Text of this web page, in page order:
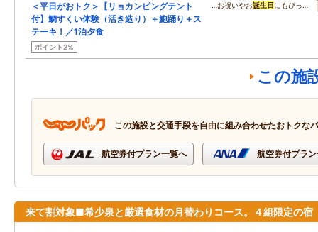
＜平日がおトク＞【リョカンピングテント
付】鯛すくい体験（活き造り）＋鮑踊り＋ス
テーキ！／1泊夕食
ポイント2%
…お祝いやお誕生日 にもぴっ…
この施
この施設と交通手段を自由に組み合わせたおトクな
航空券付プラン一覧へ 航空券付プラ
来て割対象■希少泉と厳選食材の月替わりコース。４組限定の宿